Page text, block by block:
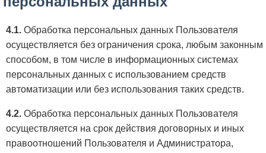
4.1. Обработка персональных данных Пользователя
осуществляется без ограничения срока, любым законным
способом, в том числе в информационных системах
персональных данных с использованием средств
автоматизации или без использования таких средств.
4.2. Обработка персональных данных Пользователя
осуществляется на срок действия договорных и иных
правоотношений Пользователя и Администратора,